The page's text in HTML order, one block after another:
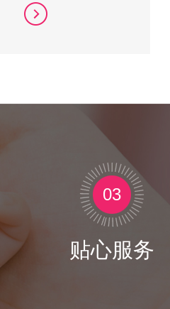
03
贴心服务